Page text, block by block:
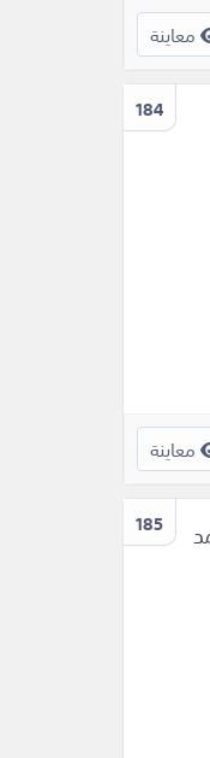
معاينة
184
معاينة
185